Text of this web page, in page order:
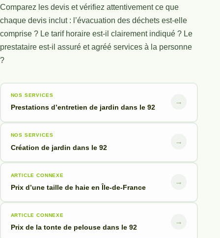
Comparez les devis et vérifiez attentivement ce que
chaque devis inclut : l’évacuation des déchets est-elle
comprise ? Le tarif horaire est-il clairement indiqué ? Le
prestataire est-il assuré et agréé services à la personne
?
NOS SERVICES
Prestations d’entretien de jardin dans le 92
→
NOS SERVICES
Création de jardin dans le 92
→
ARTICLE CONNEXE
Prix d’une taille de haie en Île-de-France
→
ARTICLE CONNEXE
Prix de la tonte de pelouse dans le 92
→